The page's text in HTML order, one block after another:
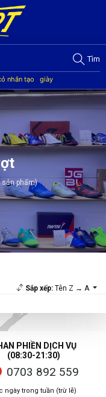
Tìm
nhân tạo
giày
quần áo bóng đá
giày
phẩm)
Sắp xếp:Tên Z → A
PHIỀN DỊCH VỤ
(08:30-21:30)
0703 892 559
ngày trong tuần (trừ lễ)